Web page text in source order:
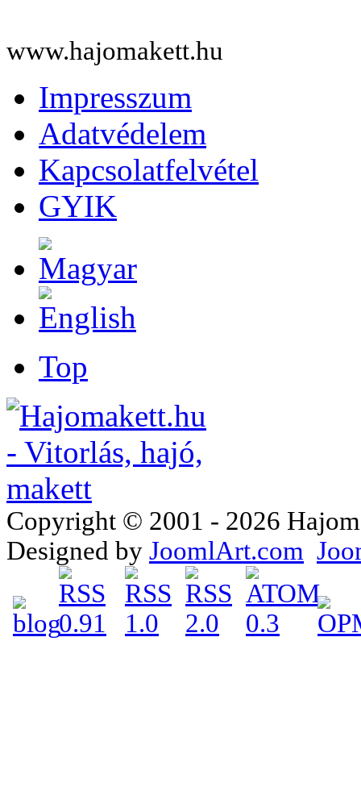
www.hajomakett.hu
Impresszum
Adatvédelem
Kapcsolatfelvétel
GYIK
Top
Copyright © 2001 - 2026
Designed by JoomlArt.com